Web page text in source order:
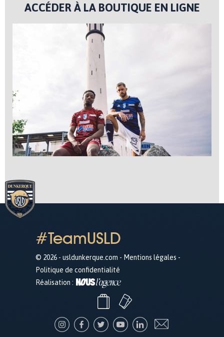
ACCÉDER À LA BOUTIQUE EN LIGNE
#TeamUSLD
© 2026 - usldunkerque.com - Mentions légales -
Politique de confidentialité
Réalisation :